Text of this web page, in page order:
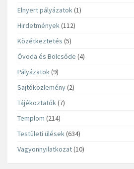
Elnyert pályázatok(1)
Hirdetmények(112)
Közétkeztetés (5)
Óvoda és Bölcsőde (4)
Pályázatok(9)
Sajtóközlemény(2)
Tájékoztatók(7)
Templom (214)
Testületi ülések(634)
Vagyonnyilatkozat(10)